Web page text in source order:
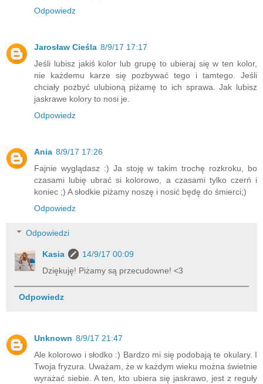
Odpowiedz
Jarosław Cieśla 8/9/17 17:17
Jeśli lubisz jakiś kolor lub grupę to ubieraj się w ten kolor,
nie każdemu karze się pozbywać tego i tamtego. Jeśli
chciały pozbyć ulubioną piżamę to ich sprawa. Jak lubisz
jaskrawe kolory to nosi je.
Odpowiedz
Ania 8/9/17 17:26
Fajnie wyglądasz :) Ja stoję w takim trochę rozkroku, bo
czasami lubię ubrać si kolorowo, a czasami tylko czerń i
koniec ;) A słodkie piżamy noszę i nosić będę do śmierci;)
Odpowiedz
Odpowiedzi
Kasia
14/9/17 00:09
Dziękuję! Piżamy są przecudowne! <3
Odpowiedz
Unknown 8/9/17 21:47
Ale kolorowo i słodko :) Bardzo mi się podobają te okulary. I
Twoja fryzura. Uważam, że w każdym wieku można świetnie
wyrażać siebie. A ten, kto ubiera się jaskrawo, jest z reguły